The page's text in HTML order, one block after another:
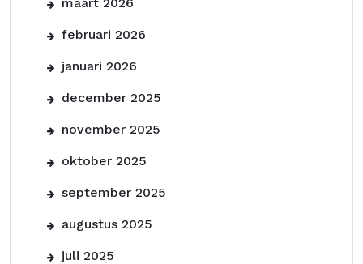
februari 2026
januari 2026
december 2025
november 2025
oktober 2025
september 2025
augustus 2025
juli 2025